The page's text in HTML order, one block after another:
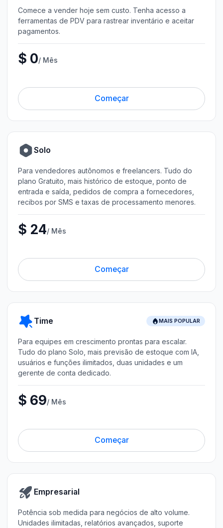
Comece a vender hoje sem custo. Tenha acesso a
ferramentas de PDV para rastrear inventário e aceitar
pagamentos.
$ 0/ Mês
Começar
Solo
Para vendedores autônomos e freelancers. Tudo do
plano Gratuito, mais histórico de estoque, ponto de
entrada e saída, pedidos de compra a fornecedores,
recibos por SMS e taxas de processamento menores.
$ 24/ Mês
Começar
Time MAIS POPULAR
Para equipes em crescimento prontas para escalar.
Tudo do plano Solo, mais previsão de estoque com IA,
usuários e funções ilimitados, duas unidades e um
gerente de conta dedicado.
$ 69/ Mês
Começar
Empresarial
Potência sob medida para negócios de alto volume.
Unidades ilimitadas, relatórios avançados, suporte